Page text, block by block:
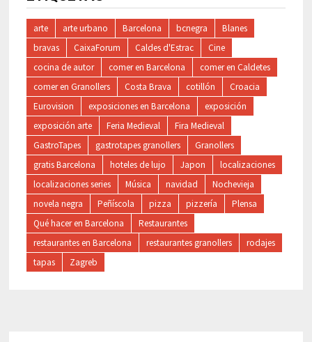
arte arte urbano Barcelona bcnegra
Blanes
bravas
CaixaForum Caldes d'Estrac
Cine
cocina de autor
comer en Barcelona
comer en Caldetes
comer en Granollers
Costa Brava cotillón
Croacia
Eurovision
exposiciones en Barcelona
exposición
exposición arte
Feria Medieval
Fira Medieval
GastroTapes
gastrotapes granollers
Granollers
gratis Barcelona
hoteles de lujo Japon
localizaciones
localizaciones series
Música navidad
Nochevieja
novela negra
Peñíscola pizza pizzería
Plensa
Qué hacer en Barcelona
Restaurantes
restaurantes en Barcelona
restaurantes granollers
rodajes
tapas
Zagreb